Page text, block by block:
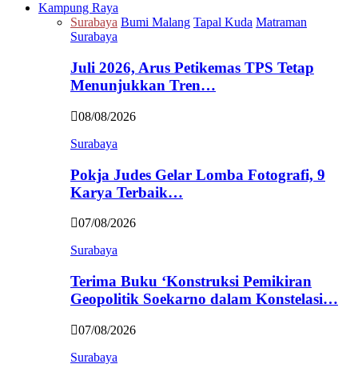
Kampung Raya
Surabaya Bumi Malang Tapal Kuda Matraman
Surabaya
Juli 2026, Arus Petikemas TPS Tetap
Menunjukkan Tren…
08/08/2026
Surabaya
Pokja Judes Gelar Lomba Fotografi, 9
Karya Terbaik…
07/08/2026
Surabaya
Terima Buku ‘Konstruksi Pemikiran
Geopolitik Soekarno dalam Konstelasi…
07/08/2026
Surabaya